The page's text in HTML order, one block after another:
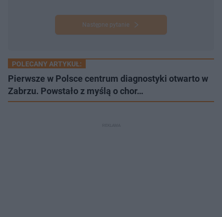
Następne pytanie
POLECANY ARTYKUŁ:
Pierwsze w Polsce centrum diagnostyki otwarto w
Zabrzu. Powstało z myślą o chor…